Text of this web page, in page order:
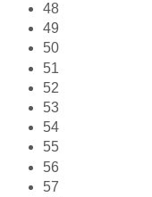
48
49
50
51
52
53
54
55
56
57